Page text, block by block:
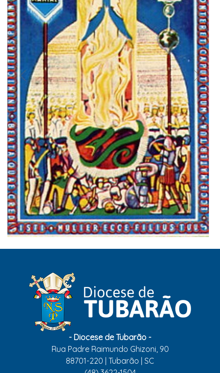
- Diocese de Tubarão -
Rua Padre Raimundo Ghizoni, 90
88701-220 | Tubarão | SC